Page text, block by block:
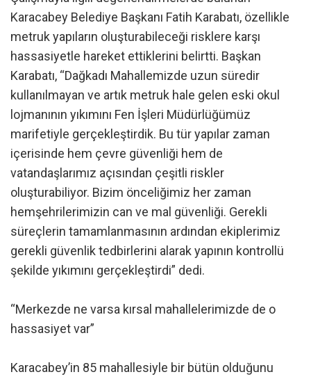
Karacabey Belediye Başkanı Fatih Karabatı, özellikle
metruk yapıların oluşturabileceği risklere karşı
hassasiyetle hareket ettiklerini belirtti. Başkan
Karabatı, “Dağkadı Mahallemizde uzun süredir
kullanılmayan ve artık metruk hale gelen eski okul
lojmanının yıkımını Fen İşleri Müdürlüğümüz
marifetiyle gerçekleştirdik. Bu tür yapılar zaman
içerisinde hem çevre güvenliği hem de
vatandaşlarımız açısından çeşitli riskler
oluşturabiliyor. Bizim önceliğimiz her zaman
hemşehrilerimizin can ve mal güvenliği. Gerekli
süreçlerin tamamlanmasının ardından ekiplerimiz
gerekli güvenlik tedbirlerini alarak yapının kontrollü
şekilde yıkımını gerçekleştirdi” dedi.
“Merkezde ne varsa kırsal mahallelerimizde de o
hassasiyet var”
Karacabey’in 85 mahallesiyle bir bütün olduğunu